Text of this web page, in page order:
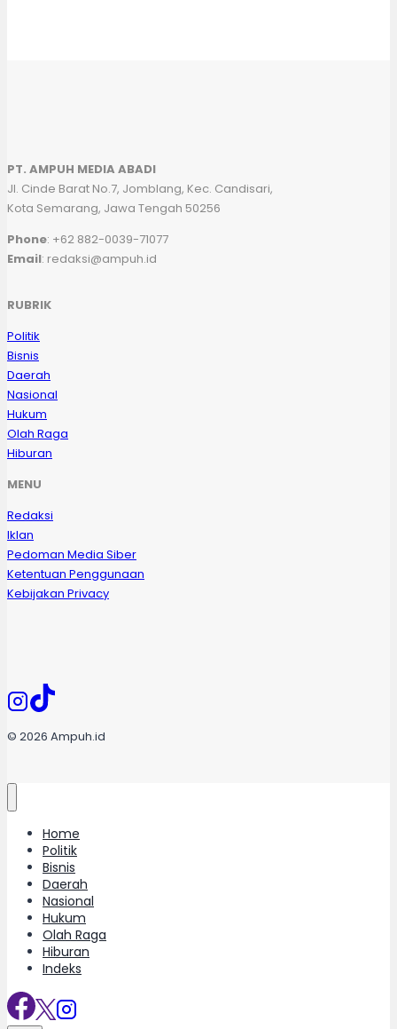
PT. AMPUH MEDIA ABADI
Jl. Cinde Barat No.7, Jomblang, Kec. Candisari,
Kota Semarang, Jawa Tengah 50256
Phone: +62 882-0039-71077
Email: redaksi@ampuh.id
RUBRIK
Politik
Bisnis
Daerah
Nasional
Hukum
Olah Raga
Hiburan
MENU
Redaksi
Iklan
Pedoman Media Siber
Ketentuan Penggunaan
Kebijakan Privacy
© 2026 Ampuh.id
Home
Politik
Bisnis
Daerah
Nasional
Hukum
Olah Raga
Hiburan
Indeks